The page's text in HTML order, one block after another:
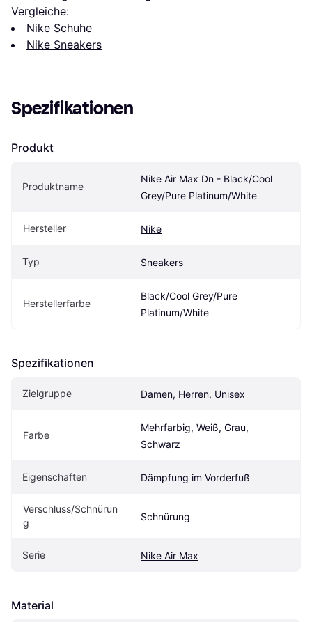
Vergleiche:
Nike Schuhe
Nike Sneakers
Spezifikationen
Produkt
Produktname
Nike Air Max Dn - Black/Cool
Grey/Pure Platinum/White
Hersteller Nike
Typ Sneakers
Herstellerfarbe
Black/Cool Grey/Pure
Platinum/White
Spezifikationen
Zielgruppe Damen, Herren, Unisex
Farbe
Mehrfarbig, Weiß, Grau,
Schwarz
Eigenschaften Dämpfung im Vorderfuß
Verschluss/Schnürun
g
Schnürung
Serie Nike Air Max
Material